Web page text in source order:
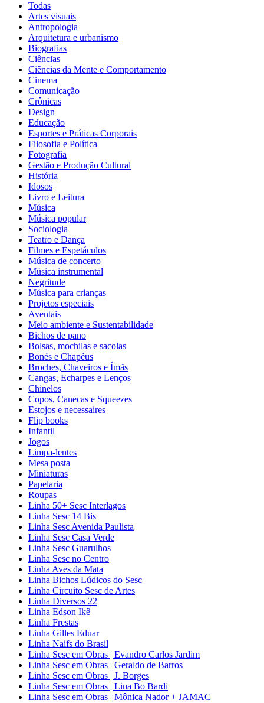
Todas
Artes visuais
Antropologia
Arquitetura e urbanismo
Biografias
Ciências
Ciências da Mente e Comportamento
Cinema
Comunicação
Crônicas
Design
Educação
Esportes e Práticas Corporais
Filosofia e Política
Fotografia
Gestão e Produção Cultural
História
Idosos
Livro e Leitura
Música
Música popular
Sociologia
Teatro e Dança
Filmes e Espetáculos
Música de concerto
Música instrumental
Negritude
Música para crianças
Projetos especiais
Aventais
Meio ambiente e Sustentabilidade
Bichos de pano
Bolsas, mochilas e sacolas
Bonés e Chapéus
Broches, Chaveiros e Ímãs
Cangas, Echarpes e Lenços
Chinelos
Copos, Canecas e Squeezes
Estojos e necessaires
Flip books
Infantil
Jogos
Limpa-lentes
Mesa posta
Miniaturas
Papelaria
Roupas
Linha 50+ Sesc Interlagos
Linha Sesc 14 Bis
Linha Sesc Avenida Paulista
Linha Sesc Casa Verde
Linha Sesc Guarulhos
Linha Sesc no Centro
Linha Aves da Mata
Linha Bichos Lúdicos do Sesc
Linha Circuito Sesc de Artes
Linha Diversos 22
Linha Edson Ikê
Linha Frestas
Linha Gilles Eduar
Linha Naifs do Brasil
Linha Sesc em Obras | Evandro Carlos Jardim
Linha Sesc em Obras | Geraldo de Barros
Linha Sesc em Obras | J. Borges
Linha Sesc em Obras | Lina Bo Bardi
Linha Sesc em Obras | Mônica Nador + JAMAC